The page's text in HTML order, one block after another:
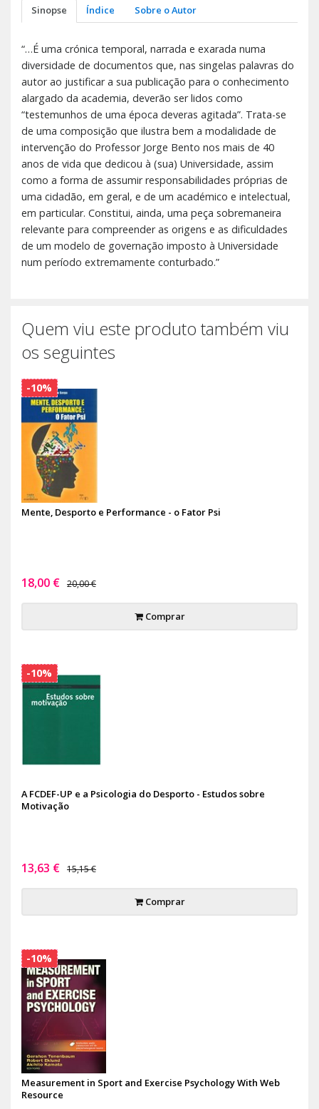
Sinopse Índice Sobre o Autor
“…É uma crónica temporal, narrada e exarada numa
diversidade de documentos que, nas singelas palavras do
autor ao justificar a sua publicação para o conhecimento
alargado da academia, deverão ser lidos como
“testemunhos de uma época deveras agitada”. Trata-se
de uma composição que ilustra bem a modalidade de
intervenção do Professor Jorge Bento nos mais de 40
anos de vida que dedicou à (sua) Universidade, assim
como a forma de assumir responsabilidades próprias de
uma cidadão, em geral, e de um académico e intelectual,
em particular. Constitui, ainda, uma peça sobremaneira
relevante para compreender as origens e as dificuldades
de um modelo de governação imposto à Universidade
num período extremamente conturbado.”
Quem viu este produto também viu
os seguintes
Mente, Desporto e Performance - o Fator Psi
18,00 € 20,00 €
Comprar
-10%
A FCDEF-UP e a Psicologia do Desporto - Estudos sobre
Motivação
13,63 € 15,15 €
Comprar
-10%
Measurement in Sport and Exercise Psychology With Web
Resource
-10%